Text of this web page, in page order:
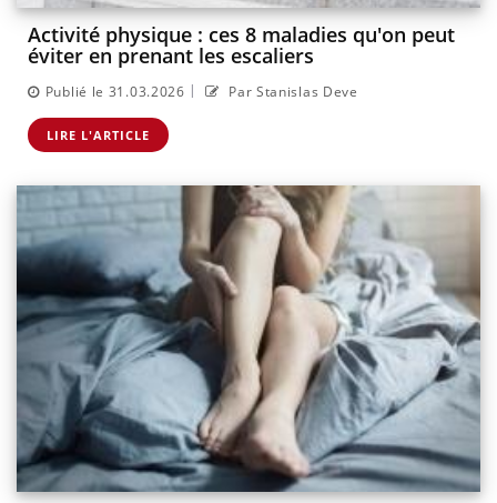
Activité physique : ces 8 maladies qu'on peut
éviter en prenant les escaliers
Publié le 31.03.2026 | Par Stanislas Deve
LIRE L'ARTICLE